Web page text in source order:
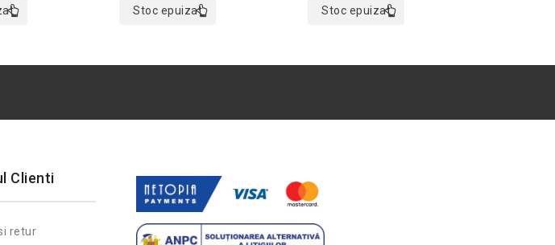
Stoc epuizat Stoc epuizat
Clienti
retur